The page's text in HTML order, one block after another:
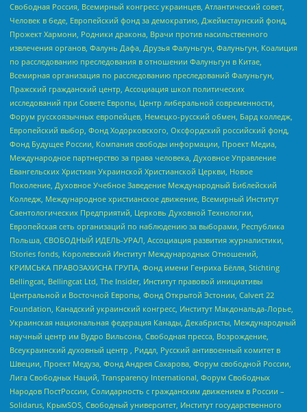
Свободная Россия, Всемирный конгресс украинцев, Атлантический совет,
Человек в беде, Европейский фонд за демократию, Джеймстаунский фонд,
Прожект Хармони, Родники дракона, Врачи против насильственного
извлечения органов, Фалунь Дафа, Друзья Фалуньгун, Фалуньгун, Коалиция
по расследованию преследования в отношении Фалуньгун в Китае,
Всемирная организация по расследованию преследований Фалуньгун,
Пражский гражданский центр, Ассоциация школ политических
исследований при Совете Европы, Центр либеральной современности,
Форум русскоязычных европейцев, Немецко-русский обмен, Бард колледж,
Европейский выбор, Фонд Ходорковского, Оксфордский российский фонд,
Фонд Будущее России, Компания свободы информации, Проект Медиа,
Международное партнерство за права человека, Духовное Управление
Евангельских Христиан Украинской Христианской Церкви, Новое
Поколение, Духовное Учебное Заведение Международный Библейский
Колледж, Международное христианское движение, Всемирный Институт
Саентологических Предприятий, Церковь Духовной Технологии,
Европейская сеть организаций по наблюдению за выборами, Республика
Польша, СВОБОДНЫЙ ИДЕЛЬ-УРАЛ, Ассоциация развития журналистики,
IStories fonds, Королевский Институт Международных Отношений,
КРИМСЬКА ПРАВОЗАХИСНА ГРУПА, Фонд имени Генриха Бёлля, Stichting
Bellingcat, Bellingcat Ltd, The Insider, Институт правовой инициативы
Центральной и Восточной Европы, Фонд Открытой Эстонии, Calvert 22
Foundation, Канадский украинский конгресс, Институт Макдональда-Лорье,
Украинская национальная федерация Канады, Декабристы, Международный
научный центр им Вудро Вильсона, Свободная пресса, Возрождение,
Всеукраинский духовный центр , Риддл, Русский антивоенный комитет в
Швеции, Проект Медуза, Фонд Андрея Сахарова, Форум свободной России,
Лига Свободных Наций, Transparеncy International, Форум Свободных
Народов ПостРоссии, Солидарность с гражданским движением в России –
Solidarus, КрымSOS, Свободный университет, Институт государственного